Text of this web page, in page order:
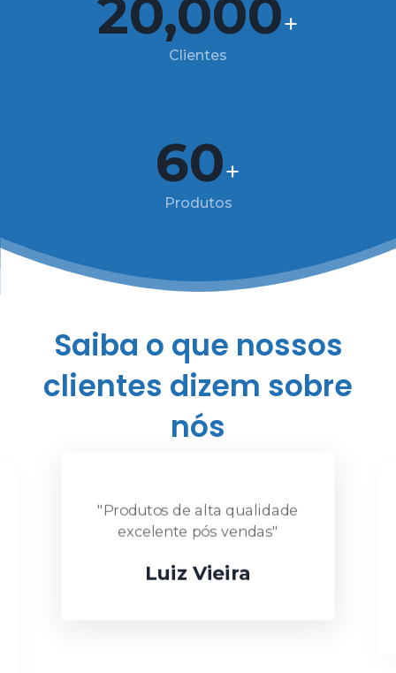
20,000+
Clientes
60+
Produtos
Saiba o que nossos
clientes dizem sobre
nós
"Produtos de alta qualidade
excelente pós vendas"
Luiz Vieira